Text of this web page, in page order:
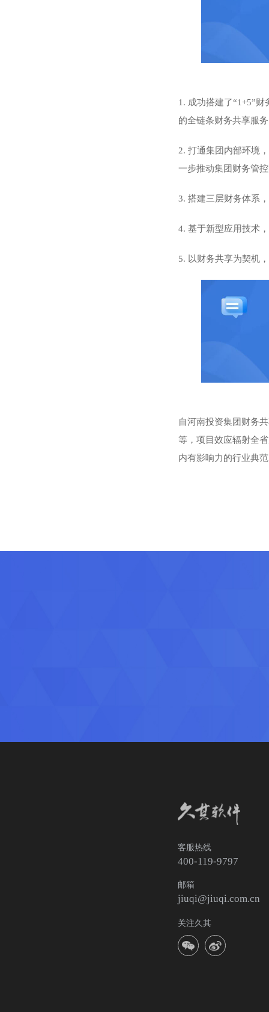
1. 成功搭建了“1+5”
的全链条财务共享服
2. 打通集团内部环境
一步推动集团财务管
3. 搭建三层财务体系
4. 基于新型应用技术
5. 以财务共享为契机
自河南投资集团财务
等，项目效应辐射全
内有影响力的行业典
客服热线
400-119-9797
邮箱
jiuqi@jiuqi.com.cn
关注久其